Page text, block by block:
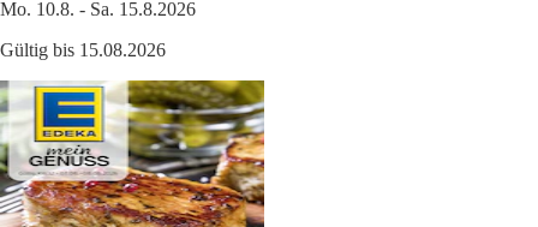
Mo. 10.8. - Sa. 15.8.2026
Gültig bis 15.08.2026